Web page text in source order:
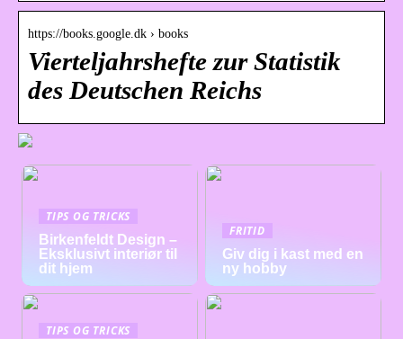
https://books.google.dk › books
Vierteljahrshefte zur Statistik
des Deutschen Reichs
TIPS OG TRICKS
Birkenfeldt Design –
Eksklusivt interiør til
dit hjem
FRITID
Giv dig i kast med en
ny hobby
TIPS OG TRICKS